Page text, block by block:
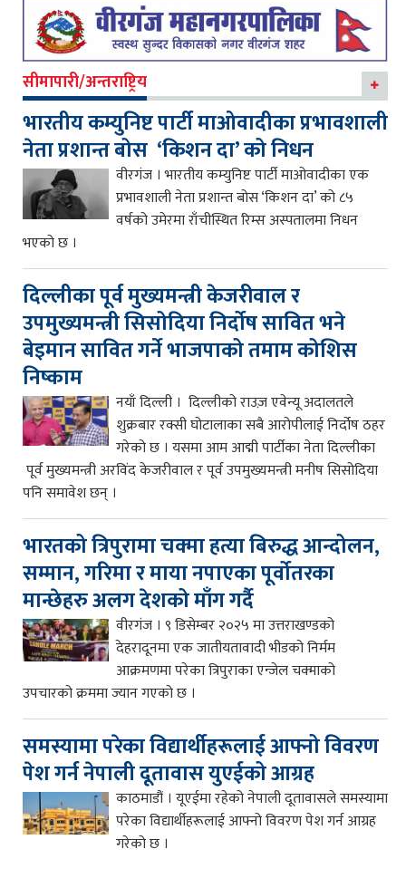
सीमापारी/अन्तराष्ट्रिय
भारतीय कम्युनिष्ट पार्टी माओवादीका प्रभावशाली
नेता प्रशान्त बोस ‘किशन दा’ को निधन
वीरगंज । भारतीय कम्युनिष्ट पार्टी माओवादीका एक
प्रभावशाली नेता प्रशान्त बोस ‘किशन दा’ को ८५
वर्षको उमेरमा राँचीस्थित रिम्स अस्पतालमा निधन
भएको छ ।
दिल्लीका पूर्व मुख्यमन्त्री केजरीवाल र
उपमुख्यमन्त्री सिसोदिया निर्दोष सावित भने
बेइमान सावित गर्ने भाजपाको तमाम कोशिस
निष्काम
नयाँ दिल्ली । दिल्लीको राउज़ एवेन्यू अदालतले
शुक्रबार रक्सी घोटालाका सबै आरोपीलाई निर्दोष ठहर
गरेको छ । यसमा आम आद्मी पार्टीका नेता दिल्लीका
पूर्व मुख्यमन्त्री अरविंद केजरीवाल र पूर्व उपमुख्यमन्त्री मनीष सिसोदिया
पनि समावेश छन् ।
भारतको त्रिपुरामा चक्मा हत्या बिरुद्ध आन्दोलन,
सम्मान, गरिमा र माया नपाएका पूर्वोतरका
मान्छेहरु अलग देशको माँग गर्दै
वीरगंज । ९ डिसेम्बर २०२५ मा उत्तराखण्डको
देहरादूनमा एक जातीयतावादी भीडको निर्मम
आक्रमणमा परेका त्रिपुराका एन्जेल चक्माको
उपचारको क्रममा ज्यान गएको छ ।
समस्यामा परेका विद्यार्थीहरूलाई आफ्नो विवरण
पेश गर्न नेपाली दूतावास युएईको आग्रह
काठमाडौं । यूएईमा रहेको नेपाली दूतावासले समस्यामा
परेका विद्यार्थीहरूलाई आफ्नो विवरण पेश गर्न आग्रह
गरेको छ ।